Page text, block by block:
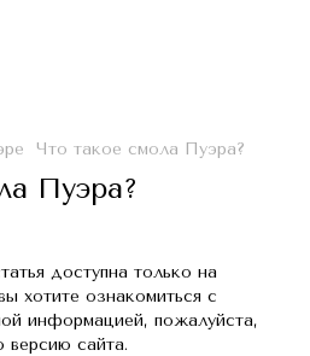
Что такое смола Пуэра?
Пуэра?
доступна только на
хотите ознакомиться с
информацией, пожалуйста,
версию сайта.